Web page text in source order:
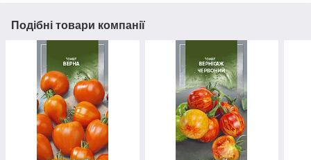
Подібні товари компанії